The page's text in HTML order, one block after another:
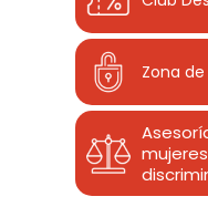
Zona